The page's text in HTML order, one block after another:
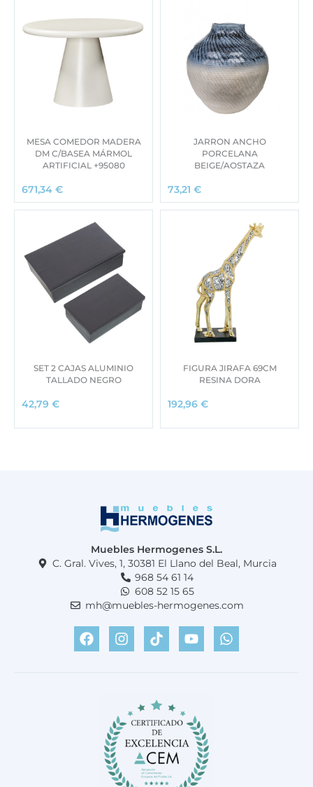
MESA COMEDOR MADERA
DM C/BASEA MÁRMOL
ARTIFICIAL +95080
671,34 €
JARRON ANCHO
PORCELANA
BEIGE/AOSTAZA
73,21 €
SET 2 CAJAS ALUMINIO
TALLADO NEGRO
42,79 €
FIGURA JIRAFA 69CM
RESINA DORA
192,96 €
Muebles Hermogenes S.L.
C. Gral. Vives, 1, 30381 El Llano del Beal, Murcia
968 54 61 14
608 52 15 65
mh@muebles-hermogenes.com
F
a
c
I
n
s
a
m
T
i
k
Y
o
u
W
h
a